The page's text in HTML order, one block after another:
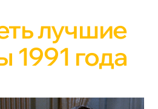
лучшие
1991 года